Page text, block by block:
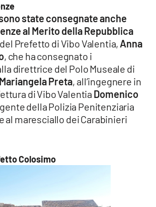
state consegnate anche
al Merito della Repubblica
Prefetto di Vibo Valentia, Anna
, che ha consegnato i
direttrice del Polo Museale di
Mariangela Preta, all’ingegnere in
di Vibo Valentia Domenico
della Polizia Penitenziaria
e al maresciallo dei Carabinieri
Colosimo